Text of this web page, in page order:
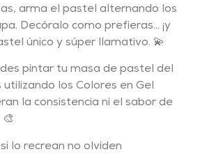
arma el pastel alternando los
Decóralo como prefieras… ¡y
único y súper llamativo. 💫
pintar tu masa de pastel del
los Colores en Gel
la consistencia ni el sabor de
lo recrean no olviden